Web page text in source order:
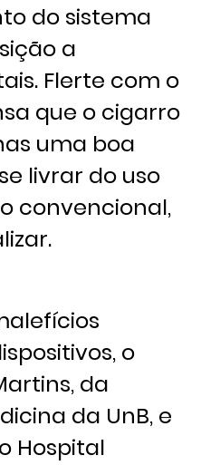
do sistema
a
Flerte com o
que o cigarro
uma boa
livrar do uso
convencional,
o
da
da UnB, e
Hospital